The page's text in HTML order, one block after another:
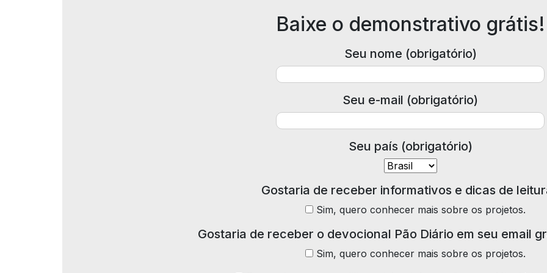
Baixe o demonstrativo grátis!
Seu nome (obrigatório)
Seu e-mail (obrigatório)
Seu país (obrigatório)
Gostaria de receber informativos e dicas de
Sim, quero conhecer mais sobre os projetos.
Gostaria de receber o devocional Pão Diário em seu email
Sim, quero conhecer mais sobre os projetos.